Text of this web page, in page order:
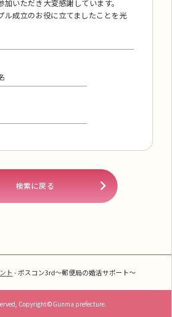
いただき大変感謝しています。
ル成立のお役に立てましたことを光
検索に戻る
ト -ポスコン3rd～郵便局の婚活サポート～
Copyright©Gunma prefecture.